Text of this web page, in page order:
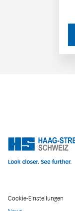
Cookie-Einstellungen